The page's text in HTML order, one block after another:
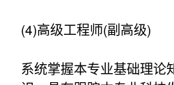
(4)高级工程师(副高级)
系统掌握本专业基础理论